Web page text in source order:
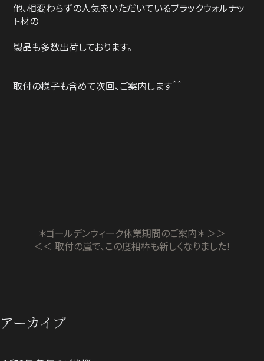
他、相変わらずの人気をいただいているブラックウォルナッ
ト材の
製品も多数出荷しております。
取付の様子も含めて次回、ご案内します＾＾
＊ゴールデンウィーク休業期間のご案内＊ ＞＞
＜＜ 取付の嵐で、この度相棒も新しくなりました！
アーカイブ